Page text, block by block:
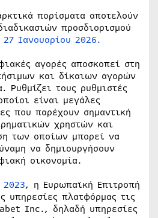
πορίσματα αποτελούν
προσδιορισμού
27 Ιανουαρίου 2026.
αγορές αποσκοπεί στη
και δίκαιων αγορών
Ρυθμίζει τους ρυθμιστές
είναι μεγάλες
που παρέχουν σημαντική
χρηστών και
των οποίων μπορεί να
να δημιουργήσουν
οικονομία.
2023, η Ευρωπαϊκή Επιτροπή
υπηρεσίες πλατφόρμας τις
Inc., δηλαδή υπηρεσίες